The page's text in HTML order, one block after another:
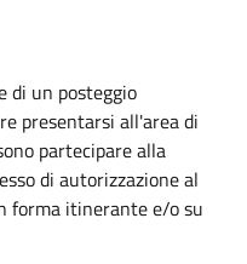
di un posteggio
presentarsi all'area di
partecipare alla
di autorizzazione al
forma itinerante e/o su